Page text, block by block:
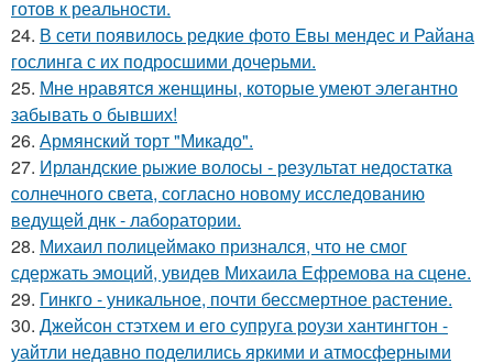
готов к реальности.
24. В сети появилось редкие фото Евы мендес и Райана
гослинга с их подросшими дочерьми.
25. Мне нравятся женщины, которые умеют элегантно
забывать о бывших!
26. Армянский торт "Микадо".
27. Ирландские рыжие волосы - результат недостатка
солнечного света, согласно новому исследованию
ведущей днк - лаборатории.
28. Михаил полицеймако признался, что не смог
сдержать эмоций, увидев Михаила Ефремова на сцене.
29. Гинкго - уникальное, почти бессмертное растение.
30. Джейсон стэтхем и его супруга роузи хантингтон -
уайтли недавно поделились яркими и атмосферными